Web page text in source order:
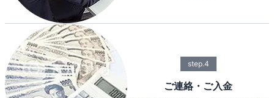
step.4
ご連絡・ご入金